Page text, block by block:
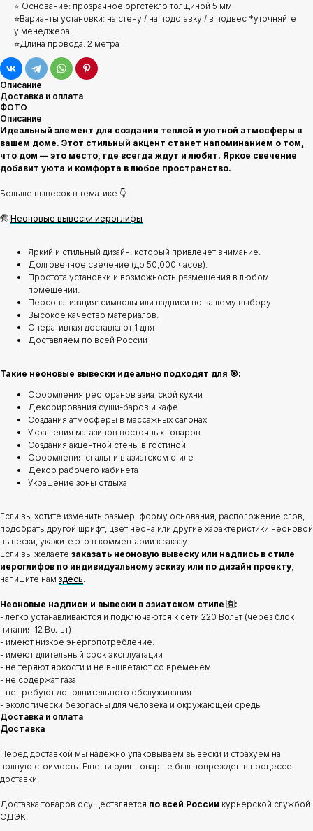
⭐ Основание: прозрачное оргстекло толщиной 5 мм
⭐Варианты установки: на стену / на подставку / в подвес *уточняйте
у менеджера
⭐Длина провода: 2 метра
Описание
Доставка и оплата
ФОТО
Описание
Идеальный элемент для создания теплой и уютной атмосферы в
вашем доме. Этот стильный акцент станет напоминанием о том,
что дом — это место, где всегда ждут и любят. Яркое свечение
добавит уюта и комфорта в любое пространство.
Больше вывесок в тематике 👇
🉐 Неоновые вывески иероглифы
Яркий и стильный дизайн, который привлечет внимание.
Долговечное свечение (до 50,000 часов).
Простота установки и возможность размещения в любом
помещении.
Персонализация: символы или надписи по вашему выбору.
Высокое качество материалов.
Оперативная доставка от 1 дня
Доставляем по всей России
Такие неоновые вывески идеально подходят для 🎯:
Оформления ресторанов азиатской кухни
Декорирования суши-баров и кафе
Создания атмосферы в массажных салонах
Украшения магазинов восточных товаров
Создания акцентной стены в гостиной
Оформления спальни в азиатском стиле
Декор рабочего кабинета
Украшение зоны отдыха
Если вы хотите изменить размер, форму основания, расположение слов,
подобрать другой шрифт, цвет неона или другие характеристики неоновой
вывески, укажите это в комментарии к заказу.
Если вы желаете заказать неоновую вывеску или надпись в стиле
иероглифов по индивидуальному эскизу или по дизайн проекту,
напишите нам здесь.
Неоновые надписи и вывески в азиатском стиле 🈶 :
- легко устанавливаются и подключаются к сети 220 Вольт (через блок
питания 12 Вольт)
- имеют низкое энергопотребление.
- имеют длительный срок эксплуатации
- не теряют яркости и не выцветают со временем
- не содержат газа
- не требуют дополнительного обслуживания
- экологически безопасны для человека и окружающей среды
Доставка и оплата
Доставка
Перед доставкой мы надежно упаковываем вывески и страхуем на
полную стоимость. Еще ни один товар не был поврежден в процессе
доставки.
Доставка товаров осуществляется по всей России курьерской службой
СДЭК.